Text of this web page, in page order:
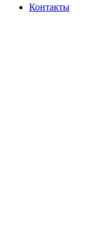
Контакты